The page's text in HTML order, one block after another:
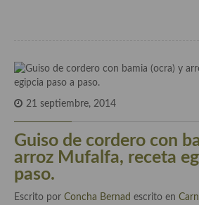
Cocina Italiana
Cocina Luxemburgo
Cocina Polaca
Cocina portuguesa
Cocina Rusa
21 septiembre, 2014
Guiso de cordero con
arroz Mufalfa, receta
paso.
Escrito por Concha Bernad escrito en